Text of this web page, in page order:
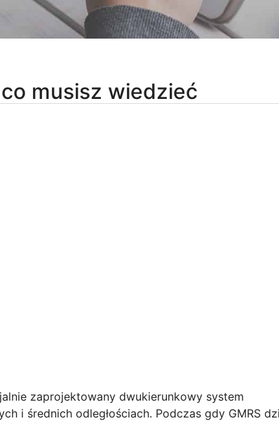
musisz wiedzieć
zaprojektowany dwukierunkowy system
i średnich odległościach. Podczas gdy GMRS